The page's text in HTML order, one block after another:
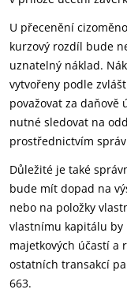
U přecenění
kurzový rozdíl bude
uznatelný náklad.
vytvořeny podle
považovat za daňově
nutné sledovat na
prostřednictvím
Důležité je také
bude mít dopad na
nebo na položky
vlastnímu kapitálu by
majetkových účastí a
ostatních transakcí
663.